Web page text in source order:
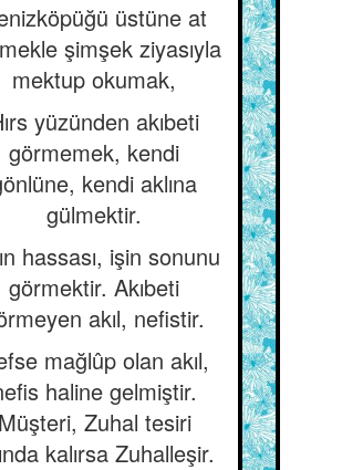
üstüne at
şimşek ziyasıyla
mektup okumak,
yüzünden akıbeti
görmemek, kendi
kendi aklına
gülmektir.
hassası, işin sonunu
görmektir. Akıbeti
akıl, nefistir.
mağlûp olan akıl,
haline gelmiştir.
Müşteri, Zuhal tesiri
kalırsa Zuhalleşir.